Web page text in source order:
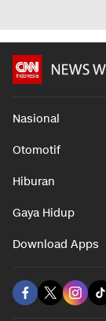
Nasional
Otomotif
Hiburan
Gaya Hidup
Download Apps